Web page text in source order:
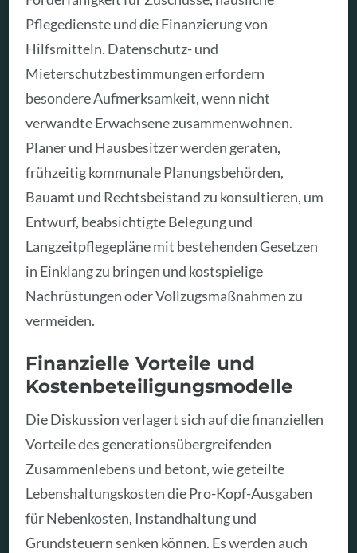
Pflegedienste und die Finanzierung von
Hilfsmitteln. Datenschutz- und
Mieterschutzbestimmungen erfordern
besondere Aufmerksamkeit, wenn nicht
verwandte Erwachsene zusammenwohnen.
Planer und Hausbesitzer werden geraten,
frühzeitig kommunale Planungsbehörden,
Bauamt und Rechtsbeistand zu konsultieren, um
Entwurf, beabsichtigte Belegung und
Langzeitpflegepläne mit bestehenden Gesetzen
in Einklang zu bringen und kostspielige
Nachrüstungen oder Vollzugsmaßnahmen zu
vermeiden.
Finanzielle Vorteile und
Kostenbeteiligungsmodelle
Die Diskussion verlagert sich auf die finanziellen
Vorteile des generationsübergreifenden
Zusammenlebens und betont, wie geteilte
Lebenshaltungskosten die Pro-Kopf-Ausgaben
für Nebenkosten, Instandhaltung und
Grundsteuern senken können. Es werden auch